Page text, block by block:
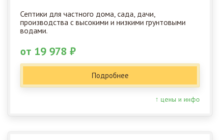
Септики для частного дома, сада, дачи,
производства с высокими и низкими грунтовыми
водами.
от 19 978 ₽
Подробнее
↑ цены и инфо